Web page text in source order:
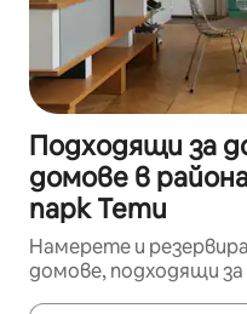
Подходящи за
домове в
парк Тети
Намерете и
домове, подходящи